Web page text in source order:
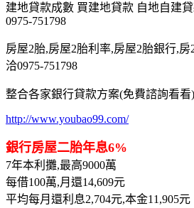
建地貸款成數 買建地貸款 自地自建
0975-751798
房屋2胎,房屋2胎利率,房屋2胎銀行,
洽0975-751798
整合各家銀行貸款方案(免費諮詢看看)
http://www.youbao99.com/
銀行房屋二胎年息6%
7年本利攤,最高9000萬
每借100萬,月還14,609元
平均每月還利息2,704元,本金11,905元